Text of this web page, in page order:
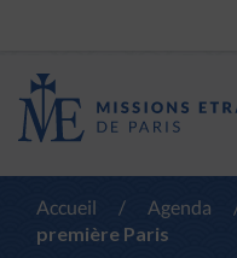
Accueil / Agenda
première Paris